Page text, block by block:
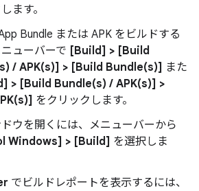
ます。
Bundle または APK をビルドする
ューバーで [Build] > [Build
/ APK(s)] > [Build Bundle(s)] また
> [Build Bundle(s) / APK(s)] >
をクリックします。
ウを開くには、メニューバーから
Windows] > [Build] を選択しま
でビルドレポートを表示するには、